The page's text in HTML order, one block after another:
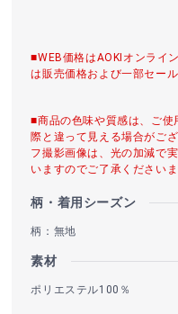
■WEB価格はAOKIオンライ
は販売価格および一部セー
■商品の色味や質感は、ご使
際と違って見える場合がご
フ撮影画像は、光の加減で
いますのでご了承くださいま
柄・着用シーズン
柄：無地
素材
ポリエステル100％